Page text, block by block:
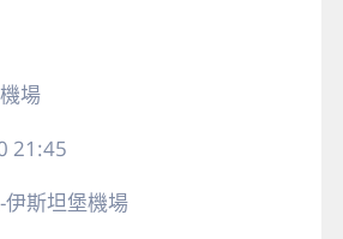
場
21:45
斯坦堡機場